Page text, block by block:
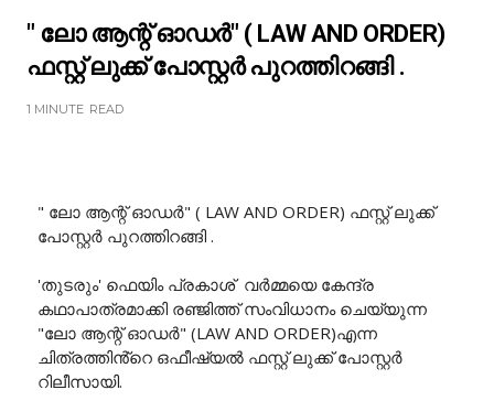
" ലോ ആന്റ് ഓഡർ" ( LAW AND ORDER)
ഫസ്റ്റ് ലുക്ക് പോസ്റ്റർ പുറത്തിറങ്ങി .
1 MINUTE READ
" ലോ ആന്റ് ഓഡർ" ( LAW AND ORDER) ഫസ്റ്റ് ലുക്ക്
പോസ്റ്റർ പുറത്തിറങ്ങി .
'തുടരും' ഫെയിം പ്രകാശ് വർമ്മയെ കേന്ദ്ര
കഥാപാത്രമാക്കി രഞ്ജിത്ത് സംവിധാനം ചെയ്യുന്ന
"ലോ ആന്റ് ഓഡർ" (LAW AND ORDER)എന്ന
ചിത്രത്തിൻ്റെ ഒഫീഷ്യൽ ഫസ്റ്റ് ലുക്ക് പോസ്റ്റർ
റിലീസായി.